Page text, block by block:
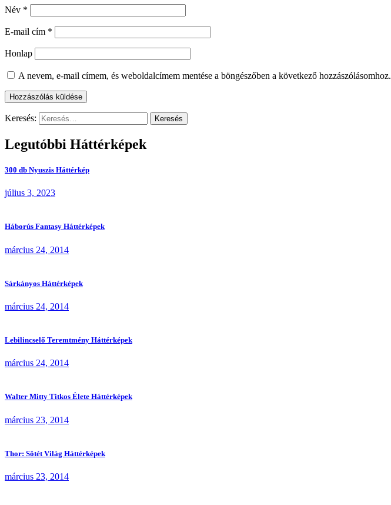
Név *
E-mail cím *
Honlap
A nevem, e-mail címem, és weboldalcímem mentése a böngészőben a következő hozzászólásomhoz.
Keresés:
Legutóbbi Háttérképek
300 db Nyuszis Háttérkép
július 3, 2023
Háborús Fantasy Háttérképek
március 24, 2014
Sárkányos Háttérképek
március 24, 2014
Lebilincselő Teremtmény Háttérképek
március 24, 2014
Walter Mitty Titkos Élete Háttérképek
március 23, 2014
Thor: Sötét Világ Háttérképek
március 23, 2014